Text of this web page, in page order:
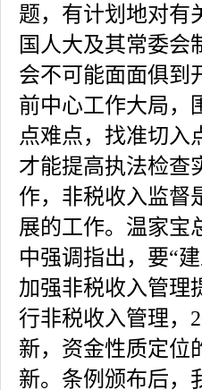
题，有计划地对有
国人大及其常委会
会不可能面面俱到
前中心工作大局，
点难点，找准切入
才能提高执法检查
作，非税收入监督
展的工作。温家宝
中强调指出，要“
加强非税收入管理
行非税收入管理，
新，资金性质定位
新。条例颁布后，